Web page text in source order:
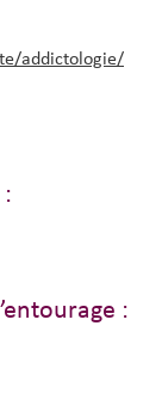
addictologie/
: